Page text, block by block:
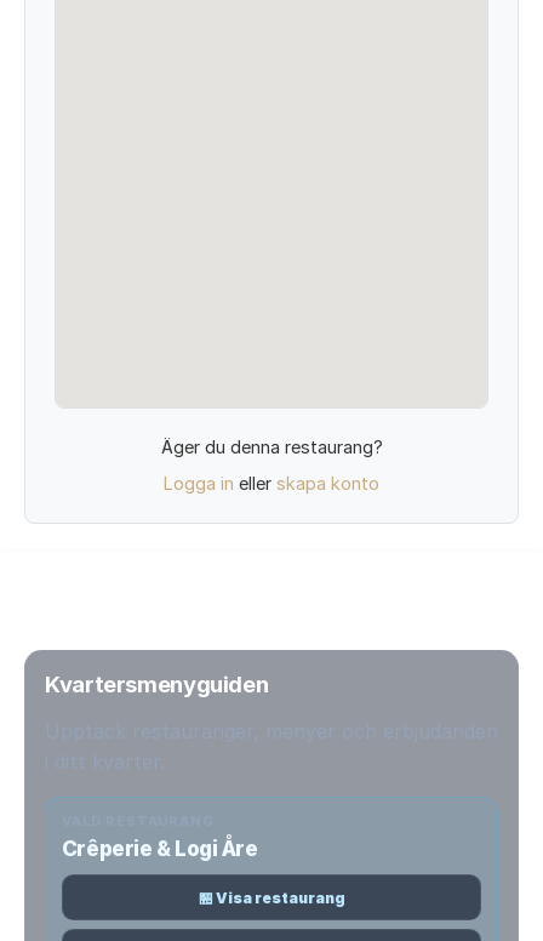
Äger du denna restaurang?
Logga in eller skapa konto
Kvartersmenyguiden
Crêperie & Logi Åre
🏪 Visa restaurang